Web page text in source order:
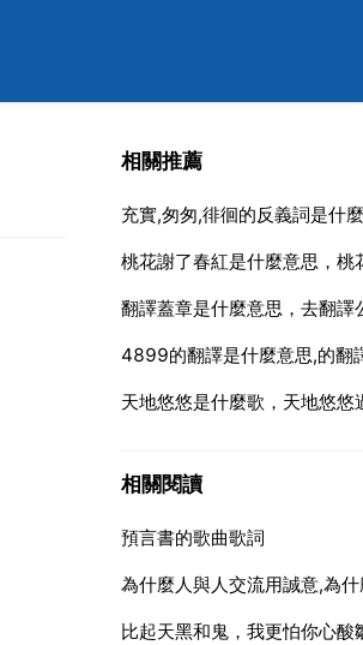
相關推薦
4899的翻譯是什麼意思,的翻
相關閱讀
預言書的歌曲歌詞
比起天黑和鬼，我更怕你心酸